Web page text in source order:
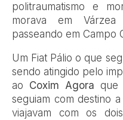
politraumatismo e
morava em
passeando em Campo
Um Fiat Pálio o que
sendo atingido pelo
ao Coxim Agora que
seguiam com destino
viajavam com os